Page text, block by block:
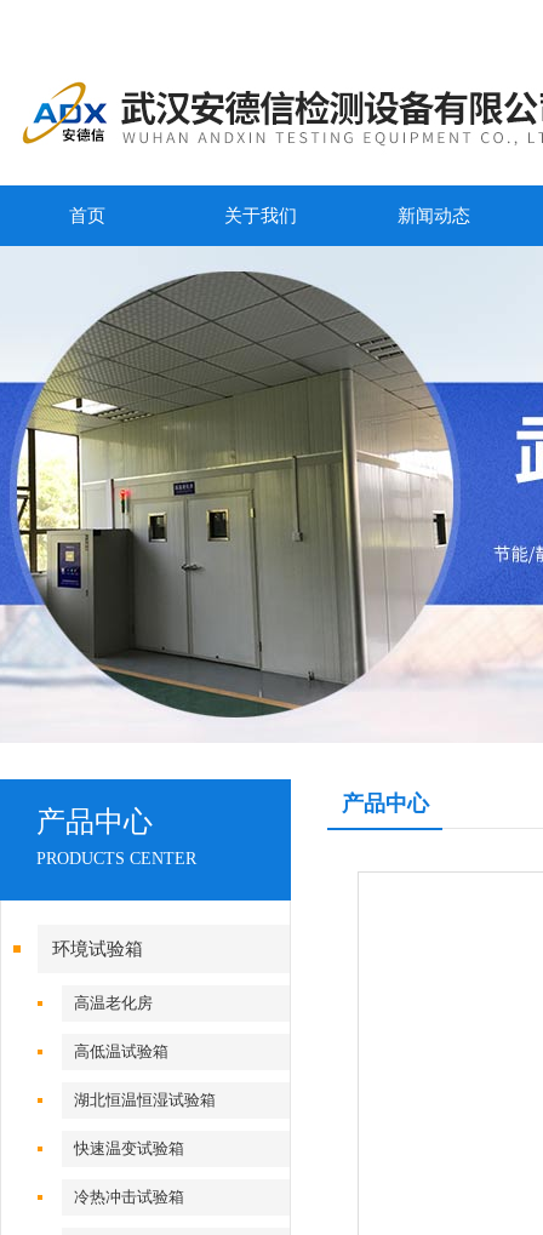
首页 关于我们 新闻动态
产品中心
PRODUCTS CENTER
环境试验箱
高温老化房
高低温试验箱
湖北恒温恒湿试验箱
快速温变试验箱
冷热冲击试验箱
产品中心